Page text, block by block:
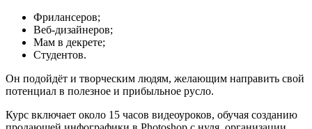
Фрилансеров;
Веб-дизайнеров;
Мам в декрете;
Студентов.
Он подойдёт и творческим людям, желающим направить свой
потенциал в полезное и прибыльное русло.
Курс включает около 15 часов видеоуроков, обучая созданию